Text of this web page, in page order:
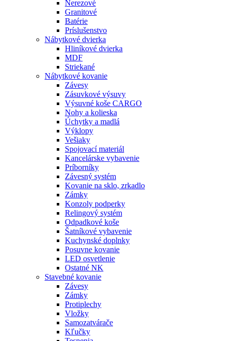
Nerezové
Granitové
Batérie
Príslušenstvo
Nábytkové dvierka
Hliníkové dvierka
MDF
Striekané
Nábytkové kovanie
Závesy
Zásuvkové výsuvy
Výsuvné koše CARGO
Nohy a kolieska
Úchytky a madlá
Výklopy
Vešiaky
Spojovací materiál
Kancelárske vybavenie
Príborníky
Závesný systém
Kovanie na sklo, zrkadlo
Zámky
Konzoly podperky
Relingový systém
Odpadkové koše
Šatníkové vybavenie
Kuchynské doplnky
Posuvne kovanie
LED osvetlenie
Ostatné NK
Stavebné kovanie
Závesy
Zámky
Protiplechy
Vložky
Samozatvárače
Kľučky